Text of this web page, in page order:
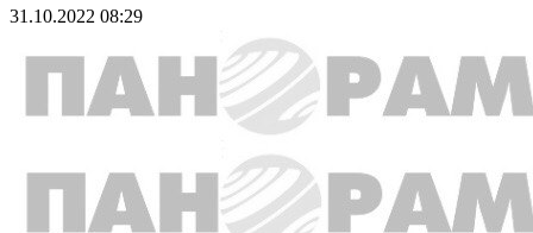
31.10.2022 08:29